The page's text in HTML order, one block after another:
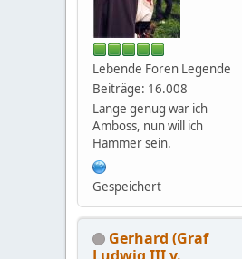
Lebende Foren Legende
Beiträge: 16.008
Lange genug war ich
Amboss, nun will ich
Hammer sein.
Gespeichert
Gerhard (Graf
Ludwig III v.